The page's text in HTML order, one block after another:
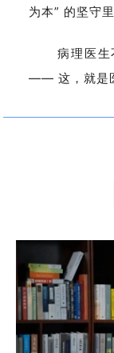
为本” 的坚守里
病理医
—— 这，就是